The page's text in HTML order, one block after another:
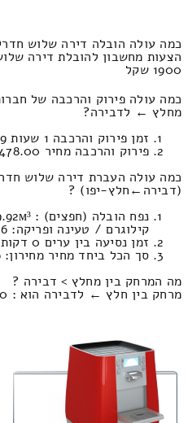
כמה עולה הובלה דירה שלוש
1900 שקל
כמה עולה פירוק והרכבה של
מחלץ ← לדבירה?
זמן פירוק והרכבה 1 שעות 9 דקות
פירוק והרכבה מחיר 478.00
כמה עולה העברת דירה שלוש
(דבירה‎←‏חלץ-יפו) ?
קילוגרם / טעינה ופריקה: 1564.06 ₪
זמן נסיעה בין ערים 0 דקות 0 שניות / מחיר נסיעה 0.00
סך הכל ביחד מחיר מחירון: 2042.06 שח
מה המרחק בין מחלץ > דבירה ?
מרחק בין חלץ ← לדבירה הוא : 0.00 קילומטרים